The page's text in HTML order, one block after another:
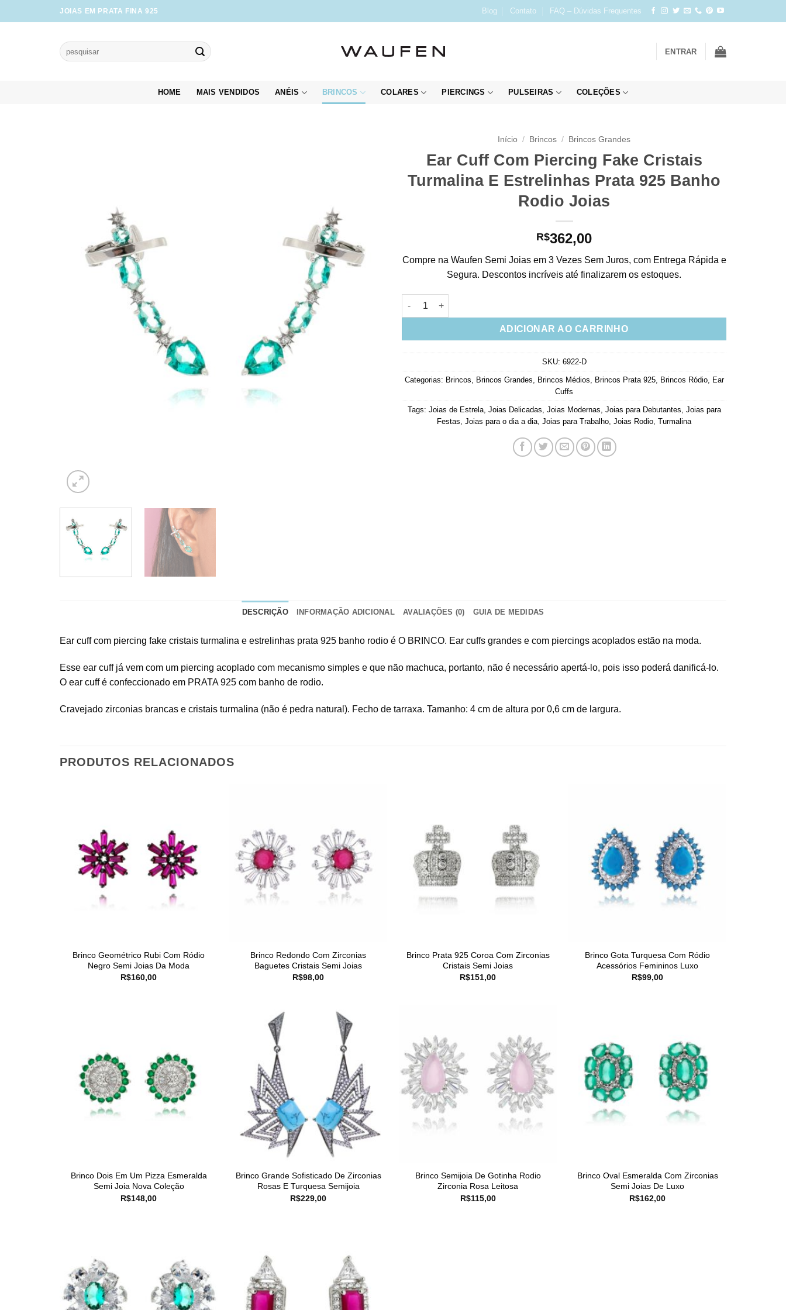
to
JOIAS EM PRATA FINA 925 Blog Contato FAQ – Dúvidas Frequentes
Pesquisar
por:
ENTRAR
HOME MAIS VENDIDOS ANÉIS BRINCOS COLARES PIERCINGS PULSEIRAS COLEÇÕES
Início / Brincos / Brincos Grandes
Ear Cuff Com Piercing Fake Cristais
Turmalina E Estrelinhas Prata 925 Banho
Rodio Joias
R$362,00
Compre na Waufen Semi Joias em 3 Vezes Sem Juros, com Entrega Rápida e
Segura. Descontos incríveis até finalizarem os estoques.
Ear Cuff Com Piercing Fake Cristais Turmalina E Estrelinhas Prata 925 Banho Rodio Joias
ADICIONAR AO CARRINHO
SKU: 6922-D
Categorias: Brincos Brincos Grandes Brincos Médios Brincos Prata 925, Brincos Ródio, Ear
Cuffs
Tags: Joias de Estrela, Joias Delicadas Joias Modernas Joias para Debutantes Joias para
Festas Joias para o dia a dia Joias para Trabalho Joias Rodio Turmalina
DESCRIÇÃO INFORMAÇÃO ADICIONAL AVALIAÇÕES (0) GUIA DE MEDIDAS
Ear cuffcom piercing fake cristais turmalina e estrelinhas prata 925 banho rodio é O BRINCO. Ear cuffs grandes e com piercings acoplados estão na moda.
Esse ear cuff já vem com um piercing acoplado com mecanismo simples e que não machuca, portanto, não é necessário apertá-lo, pois isso poderá danificá-lo.
O ear cuff é confeccionado em PRATA 925 com banho de rodio.
Cravejado zirconias brancas e cristais turmalina (não é pedra natural). Fecho de tarraxa. Tamanho: 4 cm de altura por 0,6 cm de largura.
PRODUTOS RELACIONADOS
Brinco Geométrico Rubi Com Ródio
Negro Semi Joias Da Moda
R$160,00
Brinco Redondo Com Zirconias
Baguetes Cristais Semi Joias
R$98,00
Brinco Prata 925 Coroa Com Zirconias
Cristais Semi Joias
R$151,00
Brinco Gota Turquesa Com Ródio
Acessórios Femininos Luxo
R$99,00
Brinco Dois Em Um Pizza Esmeralda
Semi Joia Nova Coleção
R$148,00
Brinco Grande Sofisticado De Zirconias
Rosas E Turquesa Semijoia
R$229,00
Brinco Semijoia De Gotinha Rodio
Zirconia Rosa Leitosa
R$115,00
Brinco Oval Esmeralda Com Zirconias
Semi Joias De Luxo
R$162,00